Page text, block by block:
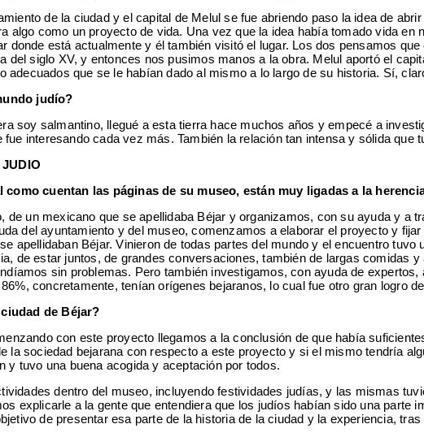
de la ciudad y el capital de Melul se fue abriendo paso la idea de
algo como un proyecto de vida. Una vez que la idea había tomado vida
donde está actualmente y él también visitó el lugar. Los dos pensamos
del siglo XV, y entonces nos pusimos manos a la obra. Melul aportó el
adecuados que se le habían dado al mismo a lo largo de su historia. Sí,
judío?
soy salmantino, llegué a esta tierra hace muchos años y empecé a
interesando cada vez más. También la relación tan intensa y sólida
como cuentan las páginas de su museo, están muy ligadas a la
de un mexicano que se apellidaba Béjar y organizamos, con su ayuda y
del ayuntamiento y del museo, comenzamos a elaborar el proyecto y
apellidaban Béjar. Vinieron de todas partes del mundo y el encuentro
de estar juntos, de grandes conversaciones, también de largas comidas
sin problemas. Pero también investigamos, con ayuda de
concretamente, tenían orígenes bejaranos, lo cual fue otro gran logro
de Béjar?
con este proyecto llegamos a la conclusión de que había
la sociedad bejarana con respecto a este proyecto y si el mismo tendría
y tuvo una buena acogida y aceptación por todos.
dentro del museo, incluyendo festividades judías, y las mismas
explicarle a la gente que entendiera que los judíos habían sido una
de presentar esa parte de la historia de la ciudad y la experiencia,